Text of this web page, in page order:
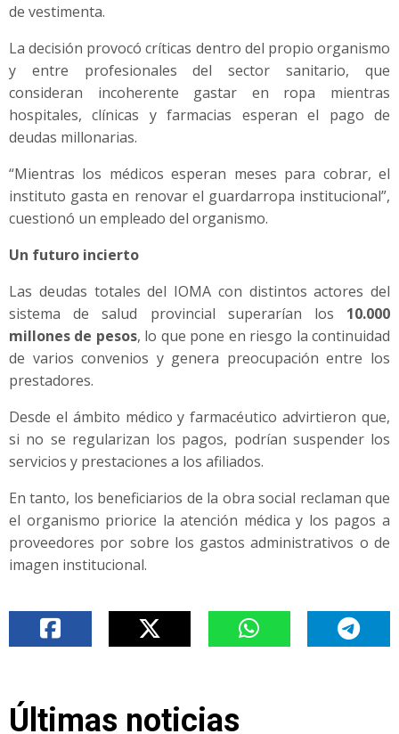
de vestimenta.
La decisión provocó críticas dentro del propio organismo
y entre profesionales del sector sanitario, que
consideran incoherente gastar en ropa mientras
hospitales, clínicas y farmacias esperan el pago de
deudas millonarias.
“Mientras los médicos esperan meses para cobrar, el
instituto gasta en renovar el guardarropa institucional”,
cuestionó un empleado del organismo.
Un futuro incierto
Las deudas totales del IOMA con distintos actores del
sistema de salud provincial superarían los 10.000
millones de pesos, lo que pone en riesgo la continuidad
de varios convenios y genera preocupación entre los
prestadores.
Desde el ámbito médico y farmacéutico advirtieron que,
si no se regularizan los pagos, podrían suspender los
servicios y prestaciones a los afiliados.
En tanto, los beneficiarios de la obra social reclaman que
el organismo priorice la atención médica y los pagos a
proveedores por sobre los gastos administrativos o de
imagen institucional.
Últimas noticias